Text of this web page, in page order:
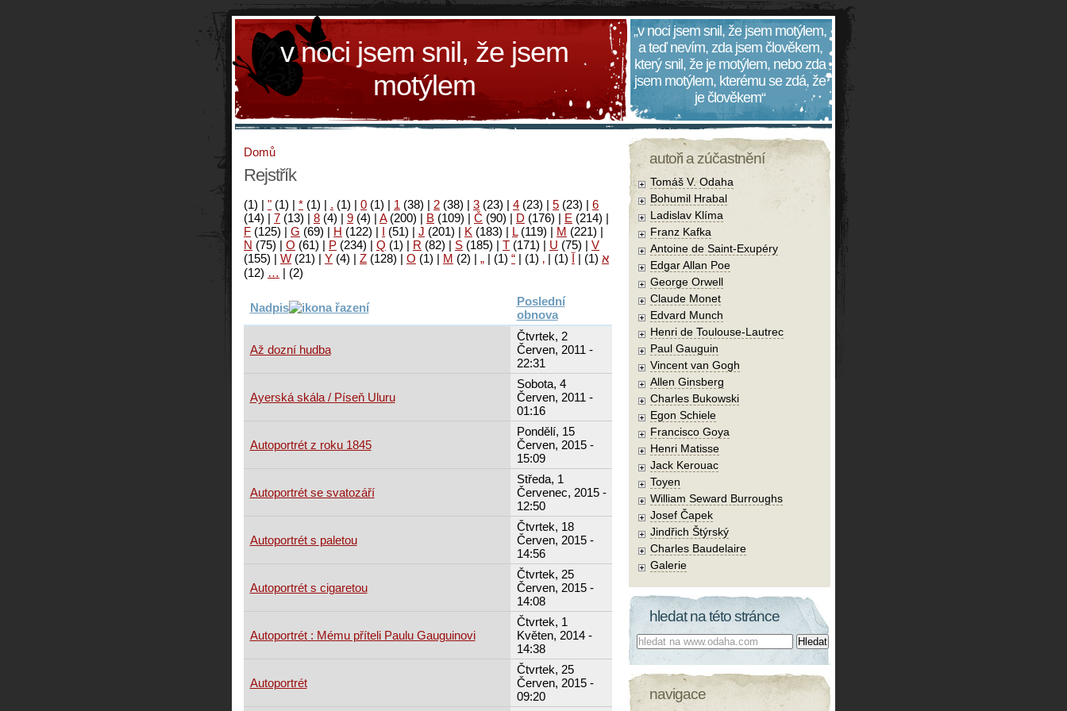
v noci jsem snil, že jsem
motýlem
„v noci jsem snil, že jsem motýlem,
a teď nevím, zda jsem člověkem,
který snil, že je motýlem, nebo zda
jsem motýlem, kterému se zdá, že
je člověkem“
Domů
Rejstřík
(1) | " (1) | * (1) | . (1) | 0 (1) | 1 (38) | 2 (38) | 3 (23) | 4 (23) | 5 (23) | 6
(14) | 7 (13) | 8 (4) | 9 (4) | A(200) | B (109) | Č (90) | D (176) | E (214) |
F (125) | G (69) | H (122) | I (51) | J (201) | K (183) | L(119) | M (221) |
N (75) | O (61) | P (234) | Q (1) | R (82) | S (185) | T (171) | U (75) | V
(155) | W (21) | Y (4) | Z (128) | Ο (1) | М (2) | א (1)
| آ (1)
|
‚
(1)
|
“
(1)
|
„
(2)
|
…
(12)
Nadpis
Poslední
obnova
Až dozní hudba
Čtvrtek, 2
Červen, 2011 -
22:31
Ayerská skála / Píseň Uluru
Sobota, 4
Červen, 2011 -
01:16
Autoportrét z roku 1845
Pondělí, 15
Červen, 2015 -
15:09
Autoportrét se svatozáří
Středa, 1
Červenec, 2015 -
12:50
Autoportrét s paletou
Čtvrtek, 18
Červen, 2015 -
14:56
Autoportrét s cigaretou
Čtvrtek, 25
Červen, 2015 -
14:08
Autoportrét : Mému příteli Paulu Gauguinovi
Čtvrtek, 1
Květen, 2014 -
14:38
Autoportrét
Čtvrtek, 25
Červen, 2015 -
09:20
autoři a zúčastnění
Tomáš V. Odaha
Bohumil Hrabal
Ladislav Klíma
Franz Kafka
Antoine de Saint-Exupéry
Edgar Allan Poe
George Orwell
Claude Monet
Edvard Munch
Henri de Toulouse-Lautrec
Paul Gauguin
Vincent van Gogh
Allen Ginsberg
Charles Bukowski
Egon Schiele
Francisco Goya
Henri Matisse
Jack Kerouac
Toyen
William Seward Burroughs
Josef Čapek
Jindřich Štýrský
Charles Baudelaire
Galerie
hledat na této stránce
Co hledat:
navigace